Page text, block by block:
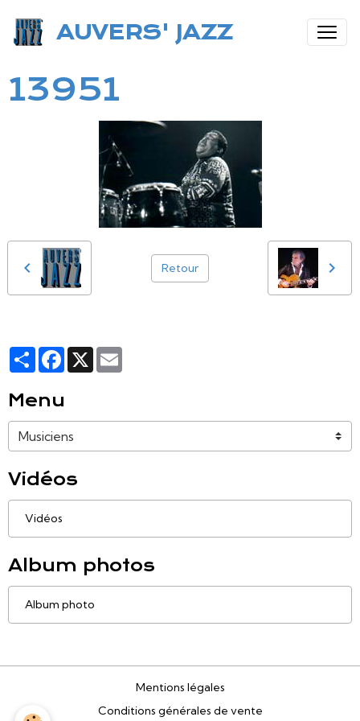
AUVERS' JAZZ
13951
Retour
PartagerFacebook
X
Menu
Vidéos
Vidéos
Album photos
Album photo
Mentions légales
Conditions générales de vente